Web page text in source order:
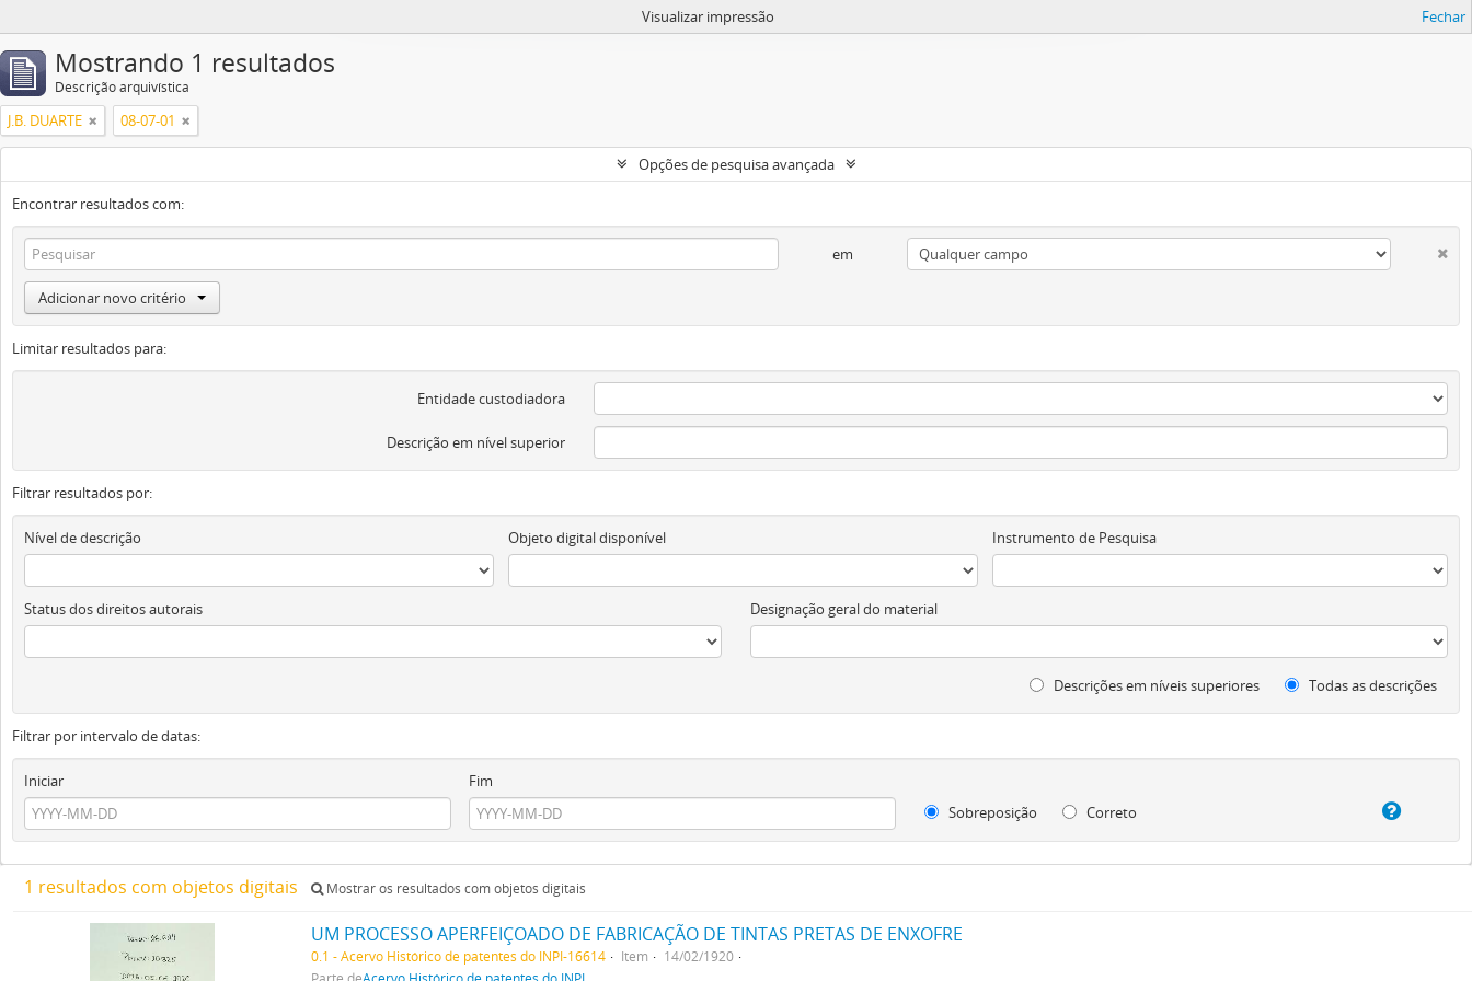
Visualizar impressão Fechar
Mostrando 1 resultados
Descrição arquivística
J.B. DUARTE 08-07-01
Opções de pesquisa avançada
Encontrar resultados com:
em
Adicionar novo critério
Limitar resultados para:
Entidade custodiadora
Descrição em nível superior
Filtrar resultados por:
Nível de descrição Objeto digital disponível Instrumento de Pesquisa
Status dos direitos autorais Designação geral do material
Descrições em níveis superiores Todas as descrições
Filtrar por intervalo de datas:
Iniciar
Fim
Sobreposição
Correto
1 resultados com objetos digitais Mostrar os resultados com objetos digitais
UM PROCESSO APERFEIÇOADO DE FABRICAÇÃO DE TINTAS PRETAS DE ENXOFRE
0.1 - Acervo Histórico de patentes do INPI-16614 Item
14/02/1920